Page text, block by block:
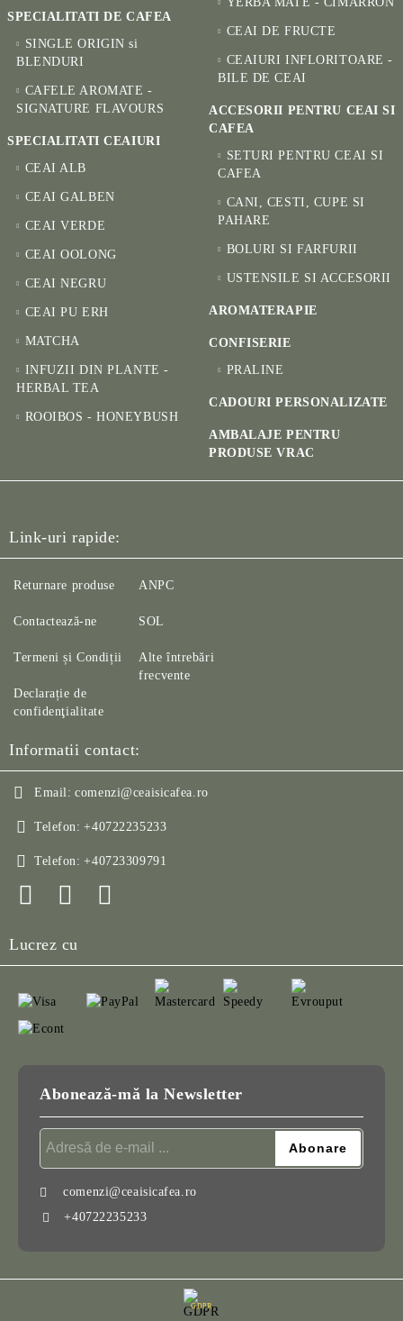
SPECIALITATI DE CAFEA
SINGLE ORIGIN si
BLENDURI
CAFELE AROMATE -
SIGNATURE FLAVOURS
SPECIALITATI CEAIURI
CEAI ALB
CEAI GALBEN
CEAI VERDE
CEAI OOLONG
CEAI NEGRU
CEAI PU ERH
MATCHA
INFUZII DIN PLANTE -
HERBAL TEA
ROOIBOS - HONEYBUSH
CEAI DE FRUCTE
CEAIURI INFLORITOARE -
BILE DE CEAI
ACCESORII PENTRU CEAI SI
CAFEA
SETURI PENTRU CEAI SI
CAFEA
CANI, CESTI, CUPE SI
PAHARE
BOLURI SI FARFURII
USTENSILE SI ACCESORII
AROMATERAPIE
CONFISERIE
PRALINE
CADOURI PERSONALIZATE
AMBALAJE PENTRU
PRODUSE VRAC
Link-uri rapide:
Returnare produse
Contactează-ne
Termeni și Condiții
Declarație de
confidenţialitate
ANPC
SOL
Alte întrebări
frecvente
Informatii contact:
Email: comenzi@ceaisicafea.ro
Telefon: +40722235233
Telefon: +40723309791
Lucrez cu
Abonează-mă la Newsletter
comenzi@ceaisicafea.ro
+40722235233
GDPR